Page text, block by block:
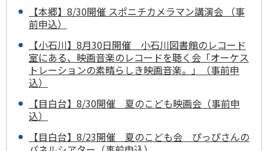
【本郷】8/30開催 スポニチカメラマン講演会 （事
前申込）
【小石川】8月30日開催 小石川図書館のレコード
室にある、映画音楽のレコードを聴く会「オーケス
トレーションの素晴らしき映画音楽。」（事前申
込）
【目白台】8/30開催 夏のこども映画会（事前申
込）
【目白台】8/23開催 夏のこども会 ぴっぴさんの